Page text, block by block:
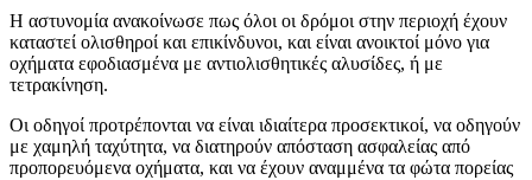
Η αστυνομία ανακοίνωσε πως όλοι οι δρόμοι στην περιοχή έχουν
καταστεί ολισθηροί και επικίνδυνοι, και είναι ανοικτοί μόνο για
οχήματα εφοδιασμένα με αντιολισθητικές αλυσίδες, ή με
τετρακίνηση.
Οι οδηγοί προτρέπονται να είναι ιδιαίτερα προσεκτικοί, να οδηγούν
με χαμηλή ταχύτητα, να διατηρούν απόσταση ασφαλείας από
προπορευόμενα οχήματα, και να έχουν αναμμένα τα φώτα πορείας